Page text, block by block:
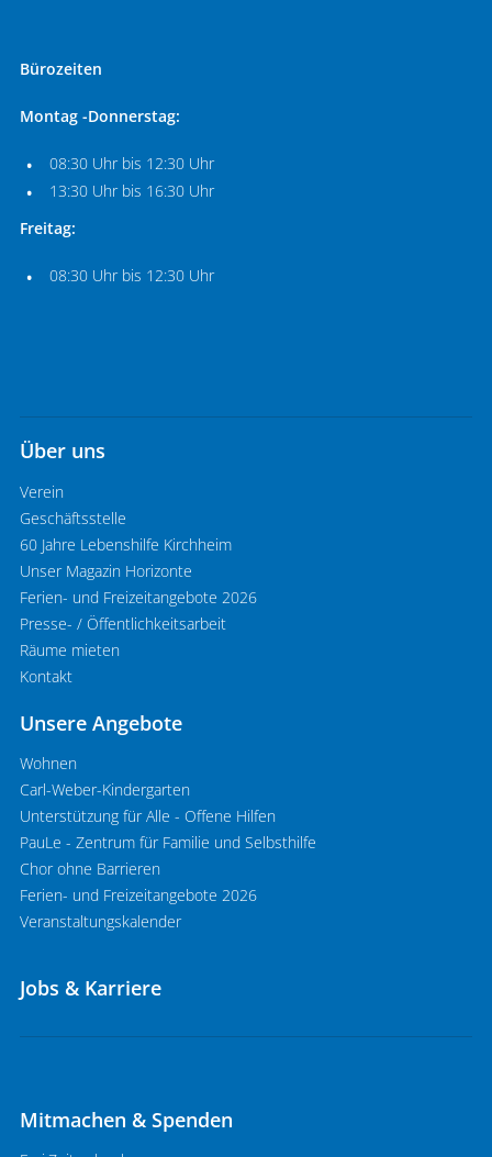
Bürozeiten
Montag -Donnerstag:
08:30 Uhr bis 12:30 Uhr
13:30 Uhr bis 16:30 Uhr
Freitag:
08:30 Uhr bis 12:30 Uhr
Über uns
Verein
Geschäftsstelle
60 Jahre Lebenshilfe Kirchheim
Unser Magazin Horizonte
Ferien- und Freizeitangebote 2026
Presse- / Öffentlichkeitsarbeit
Räume mieten
Kontakt
Unsere Angebote
Wohnen
Carl-Weber-Kindergarten
Unterstützung für Alle - Offene Hilfen
PauLe - Zentrum für Familie und Selbsthilfe
Chor ohne Barrieren
Ferien- und Freizeitangebote 2026
Veranstaltungskalender
Jobs & Karriere
Mitmachen & Spenden